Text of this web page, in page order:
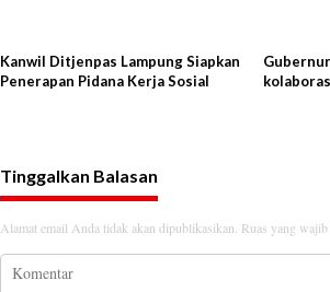
Kanwil Ditjenpas Lampung Siapkan
Penerapan Pidana Kerja Sosial
Tinggalkan Balasan
Alamat email Anda tidak akan dipublikasikan. Ruas yang